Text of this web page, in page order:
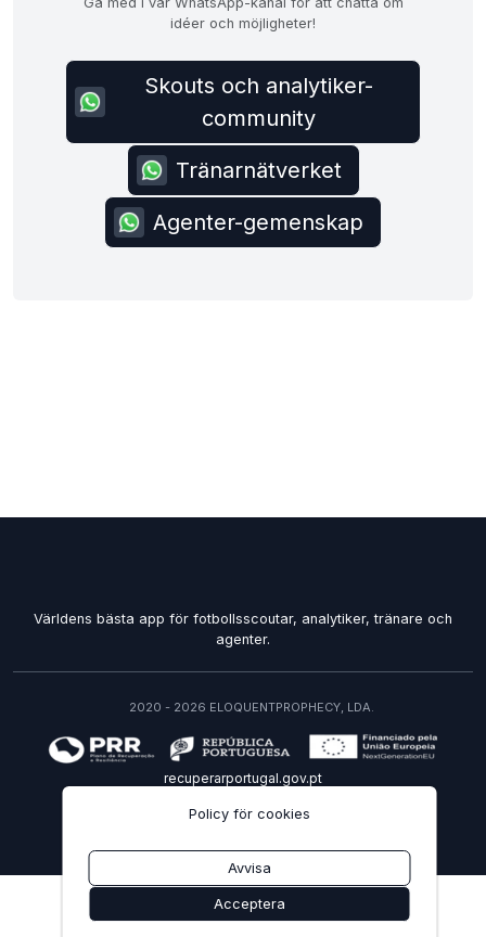
idéer och möjligheter!
Skouts och analytiker-
community
Tränarnätverket
Agenter-gemenskap
Policy för cookies
Avvisa
Acceptera
Världens bästa app för fotbollsscoutar, analytiker, tränare och
agenter.
2020 - 2026 ELOQUENTPROPHECY, LDA.
recuperarportugal.gov.pt
SV